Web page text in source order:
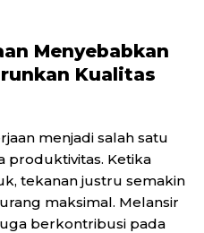
Menyebabkan
Kualitas
menjadi salah satu
produktivitas. Ketika
tekanan justru semakin
maksimal. Melansir
berkontribusi pada